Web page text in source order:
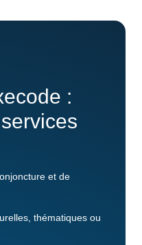
:
et de
thématiques ou